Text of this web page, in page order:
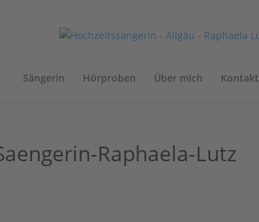
Sängerin Hörproben Über mich Kontakt
Raphaela-Lutz